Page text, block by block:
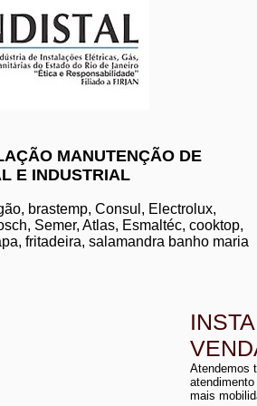
instalação de
conserto de aquecedor
manutenção de
instalação de
MANUTENÇÃO DE
E INDUSTRIAL
brastemp, Consul, Electrolux,
Semer, Atlas, Esmaltéc, cooktop,
fritadeira, salamandra banho maria
Atendemos
mais